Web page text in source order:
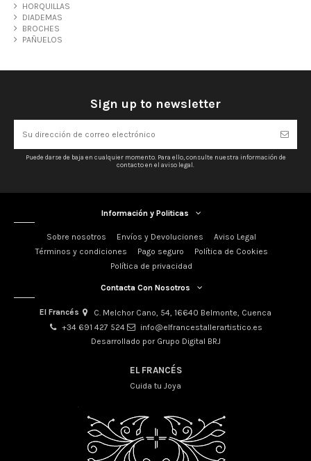
HORQUILLAS
DIADEMAS
BROCHES
PAÑUELOS
Sign up to newsletter
Puede darse de baja en cualquier momento. Para ello, consulte nuestra información de
contacto en el aviso legal.
Información y Politicas
Sobre nosotros Envíos y Devoluciones
Aviso Legal
Términos y condiciones
Pago seguro
Política de Cookies
Política de privacidad
Contacta Con Nosotros
El Francés
C. Melchor Cano, 54, 16640 Belmonte, Cuenca
+34 691 427 524
info@elfrancestallerartistico.es
Desarrollado por Grupo Digital BRJ
EL FRANCÉS
Cuida tu Joya